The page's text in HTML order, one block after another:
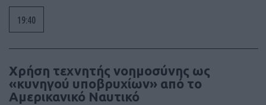
19:40
Χρήση τεχνητής νοημοσύνης ως
«κυνηγού υποβρυχίων» από το
Αμερικανικό Ναυτικό